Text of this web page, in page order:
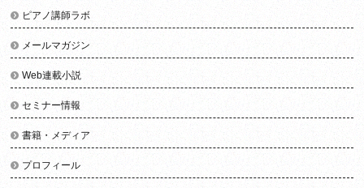
ピアノ講師ラボ
メールマガジン
Web連載小説
セミナー情報
書籍・メディア
プロフィール